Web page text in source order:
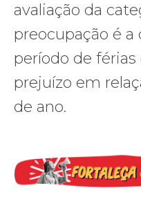
avaliação da
preocupação é a
período de
prejuízo em
de ano.